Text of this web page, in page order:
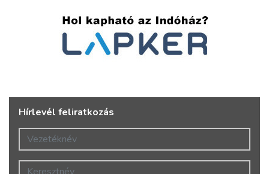
Hírlevél feliratkozás
Vezetéknév
Keresztnév